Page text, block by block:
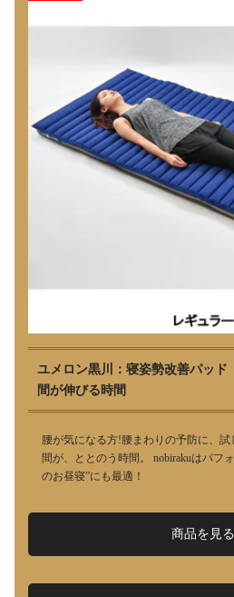
ユメロン黒川：寝姿勢改善パッ
間が伸びる時間
腰が気になる方!腰まわりの予防に、
間が、ととのう時間。 nobirakuはパフ
のお昼寝”にも最適！
商品を見る